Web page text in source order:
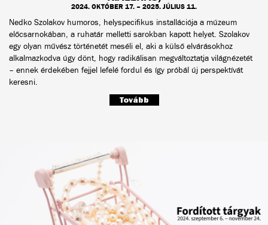
2024. OKTÓBER 17. – 2025. JÚLIUS 11.
Nedko Szolakov humoros, helyspecifikus installációja a múzeum
előcsarnokában, a ruhatár melletti sarokban kapott helyet. Szolakov
egy olyan művész történetét meséli el, aki a külső elvárásokhoz
alkalmazkodva úgy dönt, hogy radikálisan megváltoztatja világnézetét
– ennek érdekében fejjel lefelé fordul és így próbál új perspektívát
keresni.
Tovább